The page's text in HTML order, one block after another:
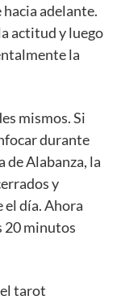
hacia adelante.
actitud y luego
la
mismos. Si
durante
de Alabanza, la
y
día. Ahora
20 minutos
tarot